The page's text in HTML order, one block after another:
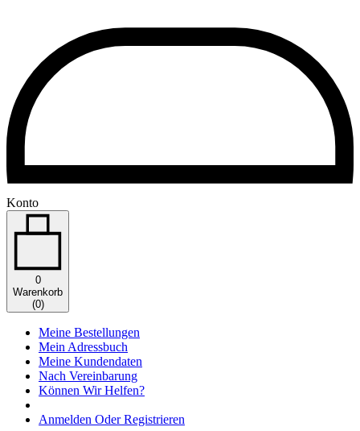
Konto
0
Warenkorb
(0)
Meine Bestellungen
Mein Adressbuch
Meine Kundendaten
Nach Vereinbarung
Können Wir Helfen?
Anmelden Oder Registrieren